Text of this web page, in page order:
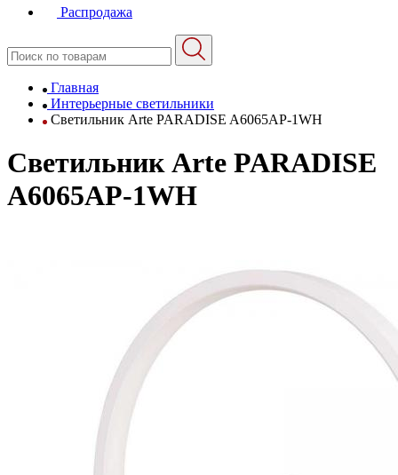
Распродажа
Главная
Интерьерные светильники
Светильник Arte PARADISE A6065AP-1WH
Светильник Arte PARADISE
A6065AP-1WH